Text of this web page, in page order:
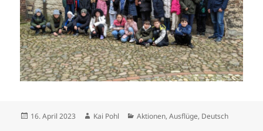
Veröffentlicht
16. April 2023 Autor
Kai Pohl Kategorien
Aktionen,Ausflüge, Deutsch